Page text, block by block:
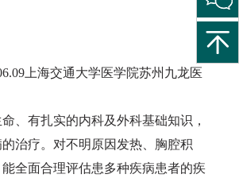
上海交通大学医学院苏州九龙医
、有扎实的内科及外科基础知识，
治疗。对不明原因发热、胸腔积
全面合理评估患多种疾病患者的疾